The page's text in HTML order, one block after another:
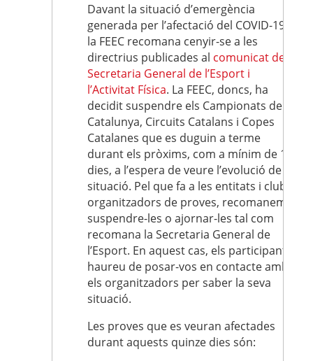
Davant la situació d’emergència
generada per l’afectació del COVID-19,
la FEEC recomana cenyir-se a les
directrius publicades al comunicat de la
Secretaria General de l’Esport i
l’Activitat Física. La FEEC, doncs, ha
decidit suspendre els Campionats de
Catalunya, Circuits Catalans i Copes
Catalanes que es duguin a terme
durant els pròxims, com a mínim de 15
dies, a l’espera de veure l’evolució de la
situació. Pel que fa a les entitats i clubs
organitzadors de proves, recomanem
suspendre-les o ajornar-les tal com
recomana la Secretaria General de
l’Esport. En aquest cas, els participants
haureu de posar-vos en contacte amb
els organitzadors per saber la seva
situació.
Les proves que es veuran afectades
durant aquests quinze dies són: